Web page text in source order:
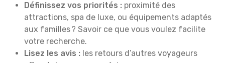
Définissez vos priorités : proximité des
attractions, spa de luxe, ou équipements adaptés
aux familles ? Savoir ce que vous voulez facilite
votre recherche.
Lisez les avis : les retours d’autres voyageurs